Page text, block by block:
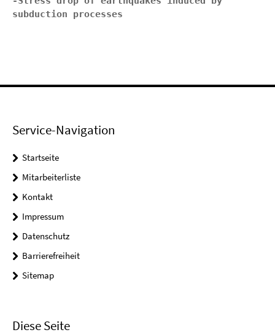
subduction processes
Service-Navigation
Startseite
Mitarbeiterliste
Kontakt
Impressum
Datenschutz
Barrierefreiheit
Sitemap
Diese Seite